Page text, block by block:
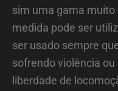
sim uma gama muito
medida pode ser
ser usado sempre
sofrendo violência
liberdade de